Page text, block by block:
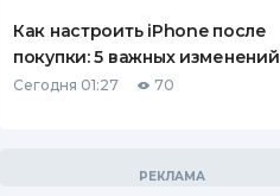
Как настроить iPhone после
покупки: 5 важных изменений
Сегодня 01:27 70